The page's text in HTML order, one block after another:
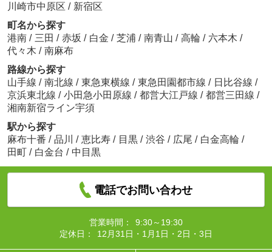
川崎市中原区 / 新宿区
町名から探す
港南 / 三田 / 赤坂 / 白金 / 芝浦 / 南青山 / 高輪 / 六本木 /
代々木 / 南麻布
路線から探す
山手線 / 南北線 / 東急東横線 / 東急田園都市線 / 日比谷線 /
京浜東北線 / 小田急小田原線 / 都営大江戸線 / 都営三田線 /
湘南新宿ライン宇須
駅から探す
麻布十番 / 品川 / 恵比寿 / 目黒 / 渋谷 / 広尾 / 白金高輪 /
田町 / 白金台 / 中目黒
電話でお問い合わせ
営業時間：
9:30～19:30
定休日：
12月31日・1月1日・2日・3日